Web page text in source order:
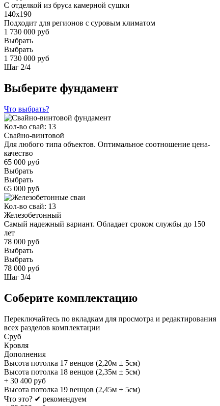
С отделкой из бруса камерной сушки
140x190
Подходит для регионов с суровым климатом
1 730 000 руб
Выбрать
Выбрать
1 730 000 руб
Шаг 2/4
Выберите фундамент
Что выбрать?
Кол-во свай: 13
Свайно-винтовой
Для любого типа объектов. Оптимальное соотношение цена-
качество
65 000 руб
Выбрать
Выбрать
65 000 руб
Кол-во свай: 13
Железобетонный
Самый надежный вариант. Обладает сроком службы до 150
лет
78 000 руб
Выбрать
Выбрать
78 000 руб
Шаг 3/4
Соберите комплектацию
Переключайтесь по вкладкам для просмотра и редактирования
всех разделов комплектации
Сруб
Кровля
Дополнения
Высота потолка 17 венцов (2,20м ± 5см)
Высота потолка 18 венцов (2,35м ± 5см)
+ 30 400 руб
Высота потолка 19 венцов (2,45м ± 5см)
Что это? ✔ рекомендуем